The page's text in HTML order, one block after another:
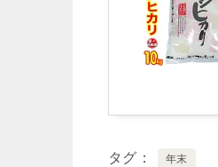
タグ 年末